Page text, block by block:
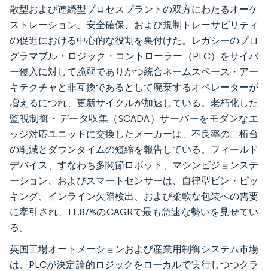
散型および連続型プロセスプラントの双方にわたるオーケ
ストレーション、安全確保、および規制トレーサビリティ
の促進における中心的な役割を裏付けた。レガシーのプロ
グラマブル・ロジック・コントローラー（PLC）をサイバ
ー侵入に対して脆弱でありかつ統合ネームスペース・アー
キテクチャと非互換であるとして廃棄するオペレーターが
増えるにつれ、更新サイクルが加速している。老朽化した
監視制御・データ収集（SCADA）サーバーをモダンなエ
ッジ対応ユニットに交換したメーカーは、不良率の二桁台
の削減とダウンタイムの短縮を報告している。フィールド
デバイス、すなわち多関節ロボット、マシンビジョンステ
ーション、およびスマートセンサーは、自律型ビン・ピッ
キング、インライン欠陥検出、および柔軟な包装への需要
に牽引され、11.87%のCAGRで最も急速な勢いを見せてい
る。
英国工場オートメーションおよび産業用制御システム市場
は、PLCが決定論的ロジックをローカルで実行しつつクラ